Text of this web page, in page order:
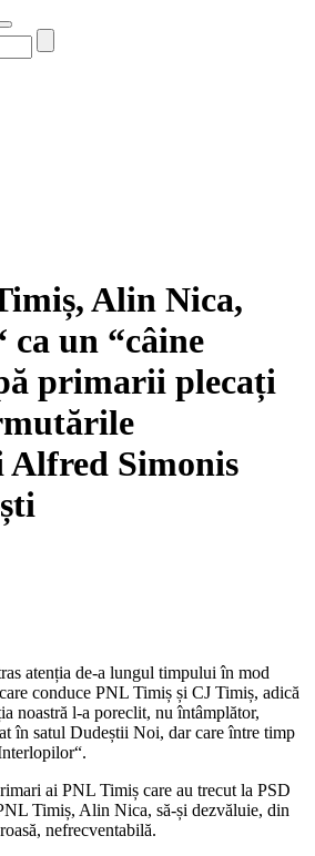
Alin Nica,
ca un “câine
primarii plecați
Simonis
atenția de-a lungul timpului în mod
conduce PNL Timiș și CJ Timiș, adică
noastră l-a poreclit, nu întâmplător,
în satul Dudeștii Noi, dar care între timp
ai PNL Timiș care au trecut la PSD
Timiș, Alin Nica, să-și dezvăluie, din
nefrecventabilă.